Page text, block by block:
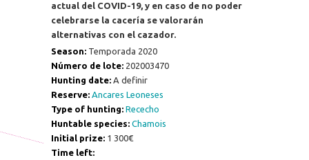
actual del COVID-19, y en caso de no poder
celebrarse la cacería se valorarán
alternativas con el cazador.
Season: Temporada 2020
Número de lote: 202003470
Hunting date: A definir
Reserve: Ancares Leoneses
Type of hunting: Rececho
Huntable species: Chamois
Initial prize: 1 300€
Time left: